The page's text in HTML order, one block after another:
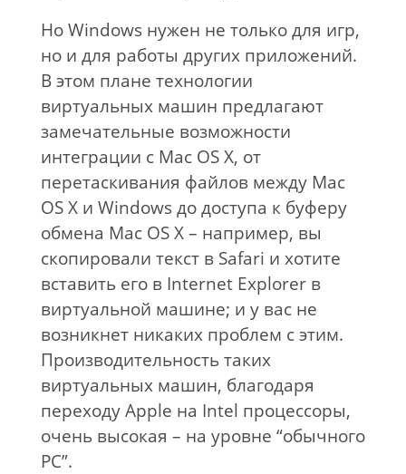
Но Windows нужен не только для игр,
но и для работы других приложений.
В этом плане технологии
виртуальных машин предлагают
замечательные возможности
интеграции с Mac OS X, от
перетаскивания файлов между Mac
OS X и Windows до доступа к буферу
обмена Mac OS X – например, вы
скопировали текст в Safari и хотите
вставить его в Internet Explorer в
виртуальной машине; и у вас не
возникнет никаких проблем с этим.
Производительность таких
виртуальных машин, благодаря
переходу Apple на Intel процессоры,
очень высокая – на уровне “обычного
PC”.